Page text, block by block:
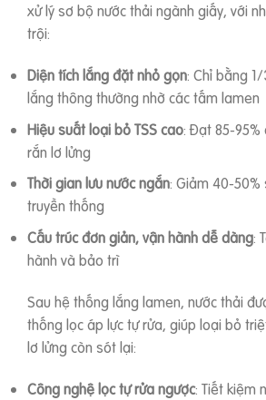
xử lý sơ bộ nước thải ngành giấy, với
trội:
Diện tích lắng đặt nhỏ gọn: Chỉ bằng
lắng thông thường nhờ các tấm lamen
Hiệu suất loại bỏ TSS cao: Đạt 85-95%
rắn lơ lửng
Thời gian lưu nước ngắn: Giảm 40-
truyền thống
Cấu trúc đơn giản, vận hành dễ dàng:
hành và bảo trì
Sau hệ thống lắng lamen, nước thải
thống lọc áp lực tự rửa, giúp loại bỏ
lơ lửng còn sót lại:
Công nghệ lọc tự rửa ngược: Tiết kiệm